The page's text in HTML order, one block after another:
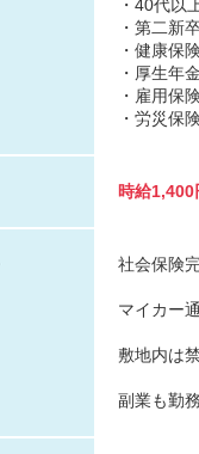
・40代以
・第二新
・健康保
・厚生年
・雇用保
・労災保
時給1,400
社会保険
マイカー
敷地内は
副業も勤